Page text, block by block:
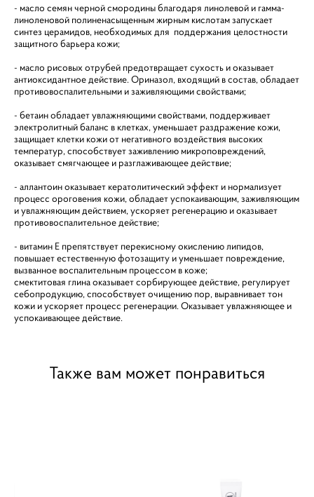
- масло семян черной смородины благодаря линолевой и гамма-
линоленовой полиненасыщенным жирным кислотам запускает
синтез церамидов, необходимых для поддержания целостности
защитного барьера кожи;
- масло рисовых отрубей предотвращает сухость и оказывает
антиоксидантное действие. Ориназол, входящий в состав, обладает
противовоспалительными и заживляющими свойствами;
- бетаин обладает увлажняющими свойствами, поддерживает
электролитный баланс в клетках, уменьшает раздражение кожи,
защищает клетки кожи от негативного воздействия высоких
температур, способствует заживлению микроповреждений,
оказывает смягчающее и разглаживающее действие;
- аллантоин оказывает кератолитический эффект и нормализует
процесс ороговения кожи, обладает успокаивающим, заживляющим
и увлажняющим действием, ускоряет регенерацию и оказывает
противовоспалительное действие;
- витамин Е препятствует перекисному окислению липидов,
повышает естественную фотозащиту и уменьшает повреждение,
вызванное воспалительным процессом в коже;
смектитовая глина оказывает сорбирующее действие, регулирует
себопродукцию, способствует очищению пор, выравнивает тон
кожи и ускоряет процесс регенерации. Оказывает увлажняющее и
успокаивающее действие.
Также вам может понравиться